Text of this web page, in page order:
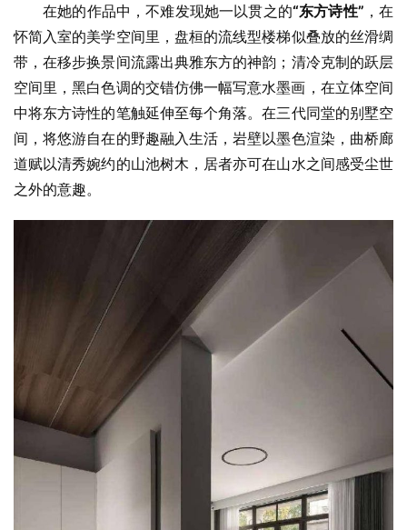
在她的作品中，不难发现她一以贯之的“东方诗性” ，在
怀简入室的美学空间里，盘桓的流线型楼梯似叠放的丝滑绸
带，在移步换景间流露出典雅东方的神韵；清冷克制的跃层
空间里，黑白色调的交错仿佛一幅写意水墨画‍‍‍‍‍，在立体空间
中将东方诗性的笔触延伸至每个角落。在三代同堂的别墅空
间，将悠游自在的野趣融入生活，岩壁以墨色渲染，曲桥廊
道赋以清秀婉约的山池树木，居者亦可在山水之间感受尘世
之外的意趣。